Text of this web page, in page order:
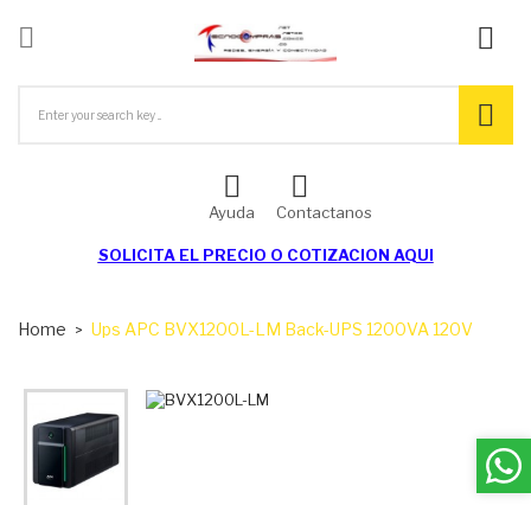

Ayuda Contactanos
SOLICITA EL PRECIO O COTIZACION AQUI
Home Ups APC BVX1200L-LM Back-UPS 1200VA 120V